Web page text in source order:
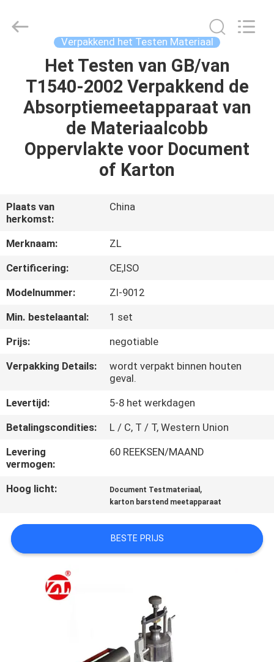
PRODUCTEN
VIDEOS
ONS
FABRIEKSREIS
CONTACTEER
ONS
VERZOEK
CITAAT
SHOW
SITEMAP
PRIVACY
Technology
Verpakkend het Testen Materiaal
Het Testen van GB/van
T1540-2002 Verpakkend de
Absorptiemeetapparaat van
de Materiaalcobb
Oppervlakte voor Document
of Karton
Plaats van
herkomst:
China
Merknaam:
ZL
Certificering:
CE,ISO
Modelnummer:
Zl-9012
Min. bestelaantal:
1 set
Prijs:
negotiable
Verpakking Details:
wordt verpakt binnen houten
geval.
Levertijd:
5-8 het werkdagen
Betalingscondities:
L / C, T / T, Western Union
Levering
vermogen:
60 REEKSEN/MAAND
Hoog licht: Document Testmateriaal ,
karton barstend meetapparaat
BESTE PRIJS